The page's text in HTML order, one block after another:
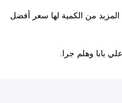
من الكمية لها سعر أفضل